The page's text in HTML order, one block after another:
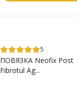
5
ПОВЯЗКА Neofix Post
Fibrotul Ag...